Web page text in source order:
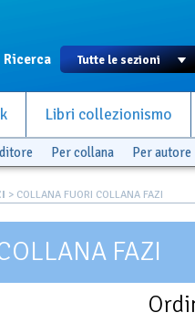
Ricerca
Libri collezionismo
Per collana Per autore
> COLLANA FUORI COLLANA FAZI
FAZI